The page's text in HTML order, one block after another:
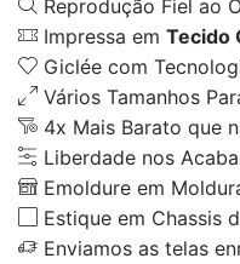
Reprodução Fiel ao
Impressa em Tecido
Giclée com
Vários Tamanhos
4x Mais Barato que
Liberdade nos
Emoldure em
Estique em Chassis
Enviamos as telas